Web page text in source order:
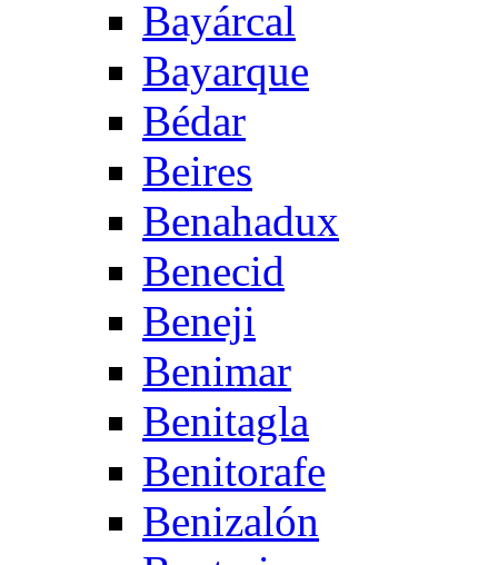
Bayárcal
Bayarque
Bédar
Beires
Benahadux
Benecid
Beneji
Benimar
Benitagla
Benitorafe
Benizalón